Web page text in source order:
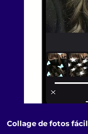
Collage de fotos fácil